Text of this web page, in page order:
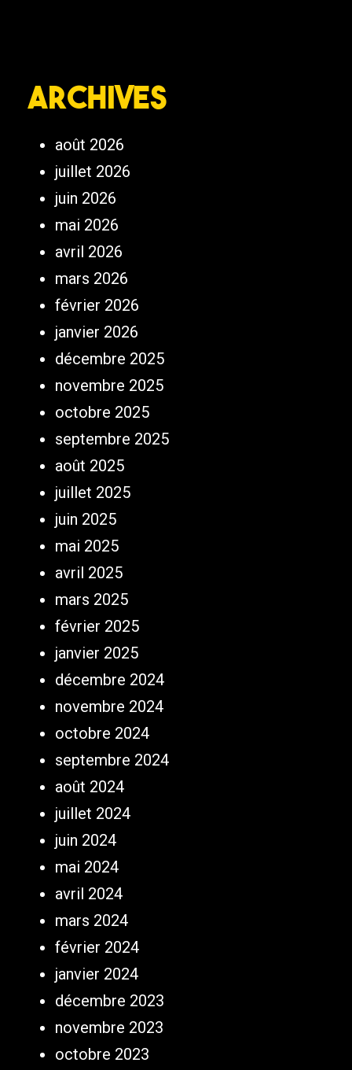
Archives
août 2026
juillet 2026
juin 2026
mai 2026
avril 2026
mars 2026
février 2026
janvier 2026
décembre 2025
novembre 2025
octobre 2025
septembre 2025
août 2025
juillet 2025
juin 2025
mai 2025
avril 2025
mars 2025
février 2025
janvier 2025
décembre 2024
novembre 2024
octobre 2024
septembre 2024
août 2024
juillet 2024
juin 2024
mai 2024
avril 2024
mars 2024
février 2024
janvier 2024
décembre 2023
novembre 2023
octobre 2023